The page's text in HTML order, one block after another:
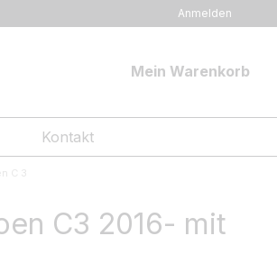
Anmelden
Mein Warenkorb
Kontakt
C 3
C3 2016- mit